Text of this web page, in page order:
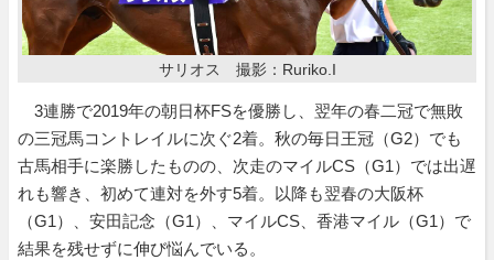
サリオス 撮影：Ruriko.I
3連勝で2019年の朝日杯FSを優勝し、翌年の春二冠で無敗
の三冠馬コントレイルに次ぐ2着。秋の毎日王冠（G2）でも
古馬相手に楽勝したものの、次走のマイルCS（G1）では出遅
れも響き、初めて連対を外す5着。以降も翌春の大阪杯
（G1）、安田記念（G1）、マイルCS、香港マイル（G1）で
結果を残せずに伸び悩んでいる。